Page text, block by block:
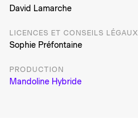
David Lamarche
LICENCES ET CONSEILS LÉGAUX
Sophie Préfontaine
PRODUCTION
Mandoline Hybride